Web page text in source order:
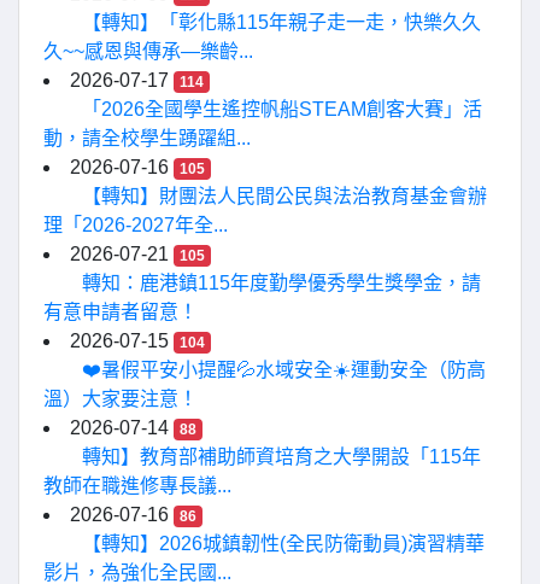
【轉知】「彰化縣115年親子走一走，快樂久久
久~~感恩與傳承—樂齡...
2026-07-17
114
「2026全國學生遙控帆船STEAM創客大賽」活
動，請全校學生踴躍組...
2026-07-16
105
【轉知】財團法人民間公民與法治教育基金會辦
理「2026-2027年全...
2026-07-21
105
轉知：鹿港鎮115年度勤學優秀學生獎學金，請
有意申請者留意！
2026-07-15
104
❤️暑假平安小提醒💦水域安全☀️運動安全（防高
溫）大家要注意！
2026-07-14
88
轉知】教育部補助師資培育之大學開設「115年
教師在職進修專長議...
2026-07-16
86
【轉知】2026城鎮韌性(全民防衛動員)演習精華
影片，為強化全民國...